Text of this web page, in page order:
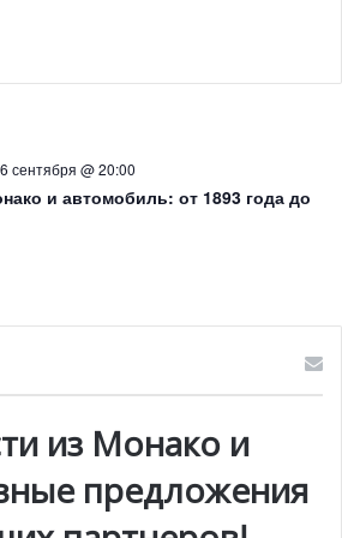
выполнена в стиле
эпохи Возрождения.
виллы баронесса поменяла
испанский и венецианский
ландшафтный парк так же
французский, провансальский,
испанский, японский,
местом баронессы.
6 сентября @ 20:00
и автомобиль: от 1893 года до
из Монако и
предложения